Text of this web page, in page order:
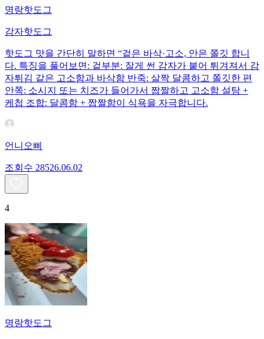
명랑핫도그
감자핫도그
핫도그 맛을 간단히 말하면 “겉은 바삭·고소, 안은 쫄깃 합니
다. 특징을 풀어보면: 겉부분: 잘게 썬 감자가 붙어 튀겨져서 감
자튀김 같은 고소함과 바삭함 반죽: 살짝 달콤하고 쫄깃한 편
안쪽: 소시지 또는 치즈가 들어가서 짭짤하고 고소함 설탕 +
케첩 조합: 달콤함 + 짭짤함이 식욕을 자극합니다.
언니오삐
조회수 28526.06.02
4
명랑핫도그